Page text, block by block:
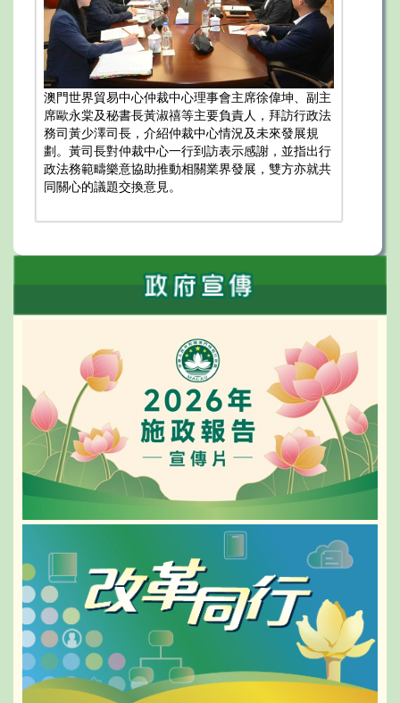
澳門世界貿易中心仲裁中心理事會主席徐偉坤、副主
席歐永棠及秘書長黃淑禧等主要負責人，拜訪行政法
務司黃少澤司長，介紹仲裁中心情況及未來發展規
劃。黃司長對仲裁中心一行到訪表示感謝，並指出行
政法務範疇樂意協助推動相關業界發展，雙方亦就共
同關心的議題交換意見。